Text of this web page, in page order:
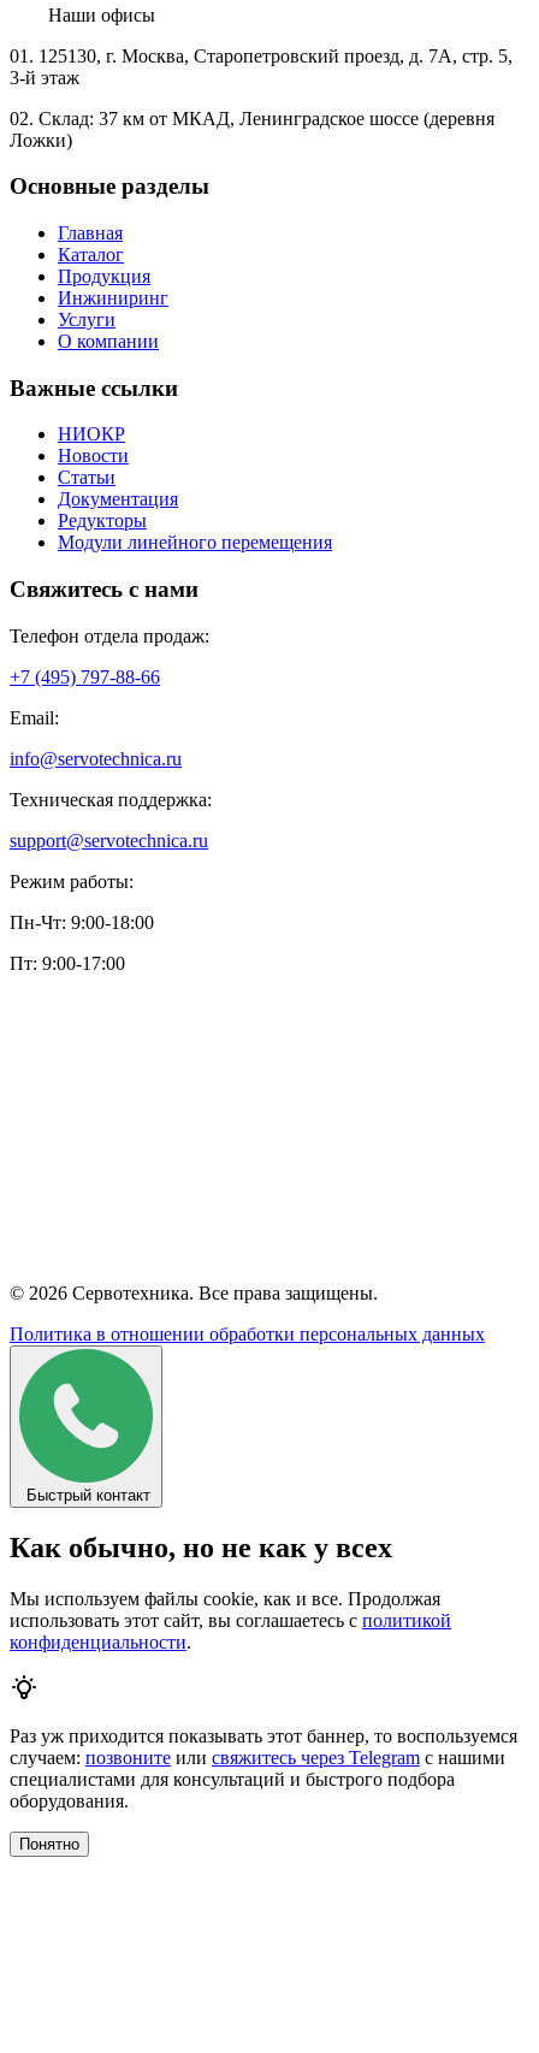
Наши офисы
01. 125130, г. Москва, Старопетровский проезд, д. 7А, стр. 5,
3-й этаж
02. Склад: 37 км от МКАД, Ленинградское шоссе (деревня
Ложки)
Основные разделы
Главная
Каталог
Продукция
Инжиниринг
Услуги
О компании
Важные ссылки
НИОКР
Новости
Статьи
Документация
Редукторы
Модули линейного перемещения
Свяжитесь с нами
Телефон отдела продаж:
+7 (495) 797-88-66
Email:
info@servotechnica.ru
Техническая поддержка:
support@servotechnica.ru
Режим работы:
Пн-Чт: 9:00-18:00
Пт: 9:00-17:00
© 2026 Сервотехника. Все права защищены.
Политика в отношении обработки персональных данных
Быстрый контакт
Как обычно, но не как у всех
Мы используем файлы cookie, как и все. Продолжая
использовать этот сайт, вы соглашаетесь с политикой
конфиденциальности.
Раз уж приходится показывать этот баннер, то воспользуемся
случаем: позвоните или свяжитесь через Telegram с нашими
специалистами для консультаций и быстрого подбора
оборудования.
Понятно